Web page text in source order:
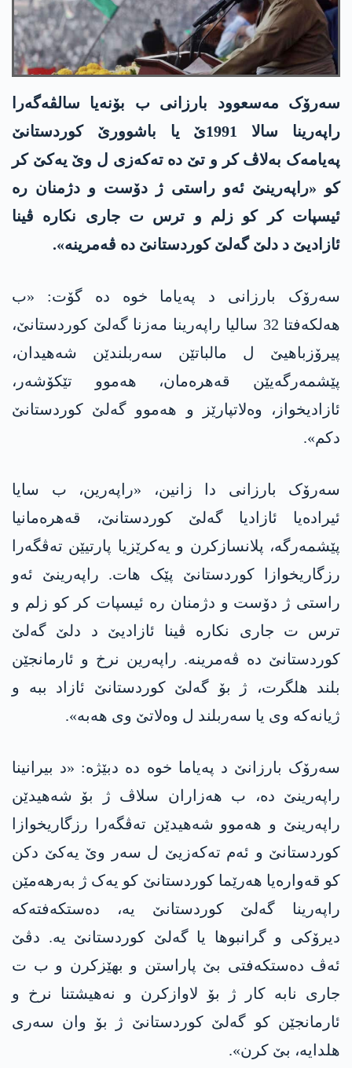
سەرۆک مەسعوود بارزانی ب بۆنەیا سالڤەگەرا
راپەرینا سالا 1991ێ یا باشوورێ کوردستانێ
پەیامەک بەلاڤ کر و تێ دە تەکەزی ل وێ یەکێ کر
کو «راپەرینێ ئەو راستی ژ دۆست و دژمنان رە
ئیسپات کر کو زلم و ترس ت جاری نکارە ڤینا
ئازادیێ د دلێ گەلێ کوردستانێ دە ڤەمرینە».
سەرۆک بارزانی د پەیاما خوە دە گۆت: «ب
هەلکەفتا 32 سالیا راپەرینا مەزنا گەلێ کوردستانێ،
پیرۆزباهیێ ل مالباتێن سەربلندێن شەهیدان،
پێشمەرگەیێن قەهرەمان، هەموو تێکۆشەر،
ئازادیخواز، وەلاتپارێز و هەموو گەلێ کوردستانێ
دکم».
سەرۆک بارزانی دا زانین، «راپەرین، ب سایا
ئیرادەیا ئازادیا گەلێ کوردستانێ، قەهرەمانیا
پێشمەرگە، پلانسازکرن و یەکرێزیا پارتیێن تەڤگەرا
رزگاریخوازا کوردستانێ پێک هات. راپەرینێ ئەو
راستی ژ دۆست و دژمنان رە ئیسپات کر کو زلم و
ترس ت جاری نکارە ڤینا ئازادیێ د دلێ گەلێ
کوردستانێ دە ڤەمرینە. راپەرین نرخ و ئارمانجێن
بلند هلگرت، ژ بۆ گەلێ کوردستانێ ئازاد ببە و
ژیانەکە وی یا سەربلند ل وەلاتێ وی هەبە».
سەرۆک بارزانێ د پەیاما خوە دە دبێژە: «د بیرانینا
راپەرینێ دە، ب هەزاران سلاڤ ژ بۆ شەهیدێن
راپەرینێ و هەموو شەهیدێن تەڤگەرا رزگاریخوازا
کوردستانێ و ئەم تەکەزیێ ل سەر وێ یەکێ دکن
کو قەوارەیا هەرێما کوردستانێ کو یەک ژ بەرهەمێن
راپەرینا گەلێ کوردستانێ یە، دەستکەفتەکە
دیرۆکی و گرانبوها یا گەلێ کوردستانێ یە. دڤێ
ئەڤ دەستکەفتی بێ پاراستن و بهێزکرن و ب ت
جاری نابە کار ژ بۆ لاوازکرن و نەهیشتنا نرخ و
ئارمانجێن کو گەلێ کوردستانێ ژ بۆ وان سەری
هلدایە، بێ کرن».